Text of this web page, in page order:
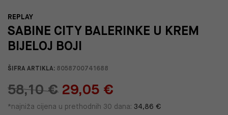
REPLAY
SABINE CITY BALERINKE U KREM
BIJELOJ BOJI
ŠIFRA ARTIKLA: 8058700741688
58,10 € 29,05 €
*najniža cijena u prethodnih 30 dana: 34,86 €